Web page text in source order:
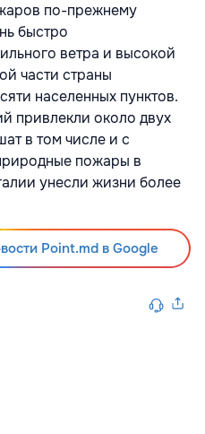
по-прежнему
быстро
ветра и высокой
части страны
населенных пунктов.
привлекли около двух
в том числе и с
пожары в
унесли жизни более
Point.md в Google